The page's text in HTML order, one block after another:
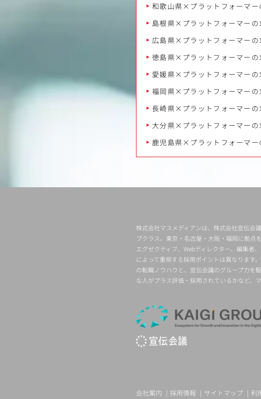
和歌山県×プラットフォーマー
島根県×プラットフォーマーの
広島県×プラットフォーマーの
徳島県×プラットフォーマーの
愛媛県×プラットフォーマーの
福岡県×プラットフォーマーの
長崎県×プラットフォーマーの
大分県×プラットフォーマーの
鹿児島県×プラットフォーマー
株式会社マスメディアンは、株式会社宣伝会
プクラス。東京・名古屋・大阪・福岡に拠点
エグゼクティブ、Webディレクター、編集者
によって重視する採用ポイントは異なります
の転職ノウハウと、宣伝会議のグループ力を
な人がプラス評価・採用されているかなど、
会社案内 採用情報 サイトマップ 利